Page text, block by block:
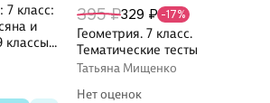
7 класс:
и
классы".
доп.
395 ₽329 ₽ -17%
Геометрия. 7 класс.
Тематические тесты
Татьяна Мищенко
Нет оценок